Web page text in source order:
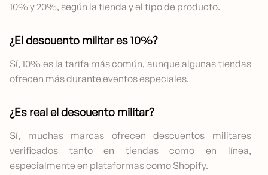
10% y 20%, según la tienda y el tipo de producto.
¿El descuento militar es 10%?
Sí, 10% es la tarifa más común, aunque algunas tiendas
ofrecen más durante eventos especiales.
¿Es real el descuento militar?
Sí, muchas marcas ofrecen descuentos militares
verificados tanto en tiendas como en línea,
especialmente en plataformas como Shopify.